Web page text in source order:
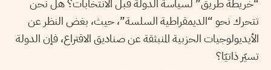
“خريطة طريق” لسياسة الدولة قبل الانتخابات؟ هل نحن
تتحرك نحو “الديمقراطية السلسة”، حيث، بغض النظر عن
الأيديولوجيات الحزبية المنبثقة عن صناديق الاقتراع، فإن الدولة
تسيّر ذاتيّا؟